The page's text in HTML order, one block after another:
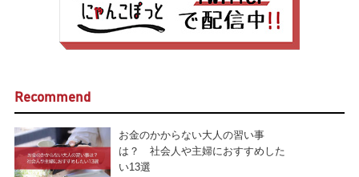
Recommend
お金のかからない大人の習い事
は？ 社会人や主婦におすすめした
い13選